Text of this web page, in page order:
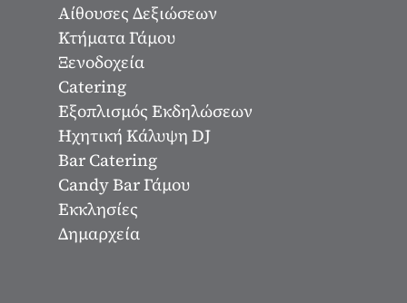
Αίθουσες Δεξιώσεων
Κτήματα Γάμου
Ξενοδοχεία
Catering
Εξοπλισμός Εκδηλώσεων
Ηχητική Κάλυψη DJ
Bar Catering
Candy Bar Γάμου
Εκκλησίες
Δημαρχεία